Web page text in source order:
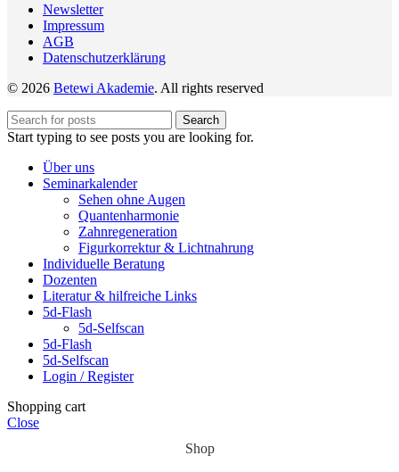
Newsletter
Impressum
AGB
Datenschutzerklärung
© 2026 Betewi Akademie. All rights reserved
Search
Start typing to see posts you are looking for.
Über uns
Seminarkalender
Sehen ohne Augen
Quantenharmonie
Zahnregeneration
Figurkorrektur & Lichtnahrung
Individuelle Beratung
Dozenten
Literatur & hilfreiche Links
5d-Flash
5d-Selfscan
5d-Flash
5d-Selfscan
Login / Register
Shopping cart
Close
Shop